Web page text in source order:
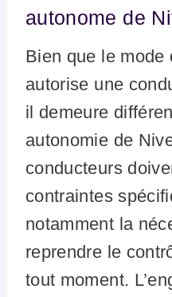
autonome de
Bien que le mode
autorise une
il demeure
autonomie de
conducteurs
contraintes
notamment la
reprendre le
tout moment.